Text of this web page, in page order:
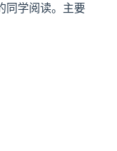
同学阅读。主要